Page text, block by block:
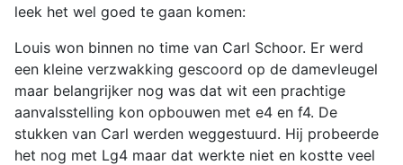
leek het wel goed te gaan komen:
Louis won binnen no time van Carl Schoor. Er werd
een kleine verzwakking gescoord op de damevleugel
maar belangrijker nog was dat wit een prachtige
aanvalsstelling kon opbouwen met e4 en f4. De
stukken van Carl werden weggestuurd. Hij probeerde
het nog met Lg4 maar dat werkte niet en kostte veel